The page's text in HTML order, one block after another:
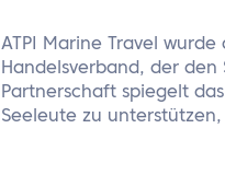
ATPI Marine Travel
Handelsverband, der
Partnerschaft spiegelt
Seeleute zu